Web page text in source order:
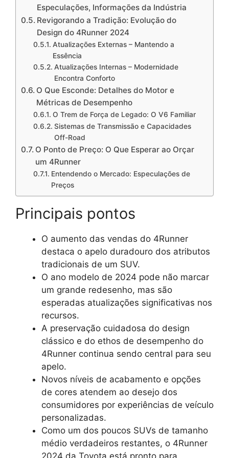
Especulações, Informações da Indústria
Revigorando a Tradição: Evolução do
Design do 4Runner 2024
Atualizações Externas – Mantendo a
Essência
Atualizações Internas – Modernidade
Encontra Conforto
O Que Esconde: Detalhes do Motor e
Métricas de Desempenho
O Trem de Força de Legado: O V6 Familiar
Sistemas de Transmissão e Capacidades
Off-Road
O Ponto de Preço: O Que Esperar ao Orçar
um 4Runner
Entendendo o Mercado: Especulações de
Preços
Principais pontos
O aumento das vendas do 4Runner
destaca o apelo duradouro dos atributos
tradicionais de um SUV.
O ano modelo de 2024 pode não marcar
um grande redesenho, mas são
esperadas atualizações significativas nos
recursos.
A preservação cuidadosa do design
clássico e do ethos de desempenho do
4Runner continua sendo central para seu
apelo.
Novos níveis de acabamento e opções
de cores atendem ao desejo dos
consumidores por experiências de veículo
personalizadas.
Como um dos poucos SUVs de tamanho
médio verdadeiros restantes, o 4Runner